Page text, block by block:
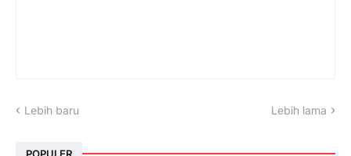
Lebih baru Lebih lama